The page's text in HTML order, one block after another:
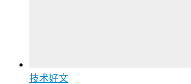
技术好文